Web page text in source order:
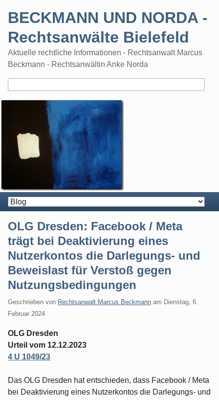
BECKMANN UND NORDA -
Rechtsanwälte Bielefeld
Aktuelle rechtliche Informationen - Rechtsanwalt Marcus
Beckmann - Rechtsanwältin Anke Norda
OLG Dresden: Facebook / Meta
trägt bei Deaktivierung eines
Nutzerkontos die Darlegungs- und
Beweislast für Verstoß gegen
Nutzungsbedingungen
Geschrieben von Rechtsanwalt Marcus Beckmann am Dienstag, 6.
Februar 2024
OLG Dresden
Urteil vom 12.12.2023
4 U 1049/23
Das OLG Dresden hat entschieden, dass Facebook / Meta
bei Deaktivierung eines Nutzerkontos die Darlegungs- und